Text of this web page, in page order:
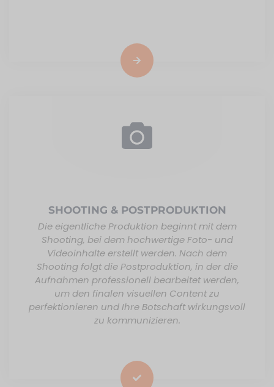
SHOOTING & POSTPRODUKTION
Die eigentliche Produktion beginnt mit dem
Shooting, bei dem hochwertige Foto- und
Videoinhalte erstellt werden. Nach dem
Shooting folgt die Postproduktion, in der die
Aufnahmen professionell bearbeitet werden,
um den finalen visuellen Content zu
perfektionieren und Ihre Botschaft wirkungsvoll
zu kommunizieren.